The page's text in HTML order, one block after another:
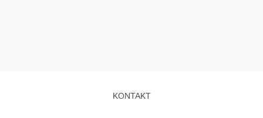
KONTAKT